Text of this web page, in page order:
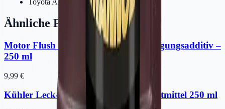
Toyota ATF Typ T/T-II/T-III/T-IV
Ähnliche Produkte
Motor Flush Professional | Motorreinigungsadditiv –
250 ml
9,99 €
Kühler Leck-Stopp | Kühlsystem-Dichtmittel 250 ml